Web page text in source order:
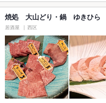
焼処 大山どり・鍋 ゆきひら
居酒屋 西区